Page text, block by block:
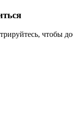
чтобы